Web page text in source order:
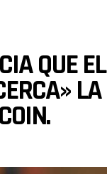
QUE EL
LA